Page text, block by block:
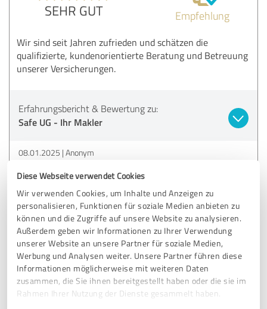
Diese Webseite verwendet Cookies
Wir verwenden Cookies, um Inhalte und Anzeigen zu
personalisieren, Funktionen für soziale Medien anbieten zu
können und die Zugriffe auf unsere Website zu analysieren.
Außerdem geben wir Informationen zu Ihrer Verwendung
unserer Website an unsere Partner für soziale Medien,
Werbung und Analysen weiter. Unsere Partner führen diese
Informationen möglicherweise mit weiteren Daten
zusammen, die Sie ihnen bereitgestellt haben oder die sie im
Rahmen Ihrer Nutzung der Dienste gesammelt haben.
SEHR GUT Empfehlung
Wir sind seit Jahren zufrieden und schätzen die
qualifizierte, kundenorientierte Beratung und Betreuung
unserer Versicherungen.
Erfahrungsbericht & Bewertung zu:
Safe UG - Ihr Makler
08.01.2025 Anonym
Kommentar von Safe UG - Ihr Makler:
Vielen lieben Dank - das geht runter wie Öl :-)
5,00 von 5
SEHR GUT Empfehlung